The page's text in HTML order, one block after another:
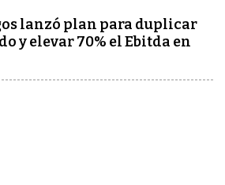
lanzó plan para duplicar
y elevar 70% el Ebitda en